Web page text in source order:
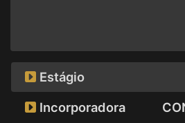
Estágio
Incorporadora